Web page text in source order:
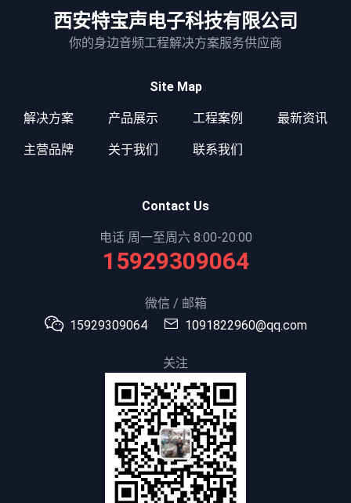
西安特宝声电子科技有限公司
你的身边音频工程解决方案服务供应商
Site Map
解决方案 产品展示 工程案例 最新资讯
主营品牌 关于我们 联系我们
Contact Us
电话 周一至周六 8:00-20:00
15929309064
微信 / 邮箱
15929309064
1091822960@qq.com
关注